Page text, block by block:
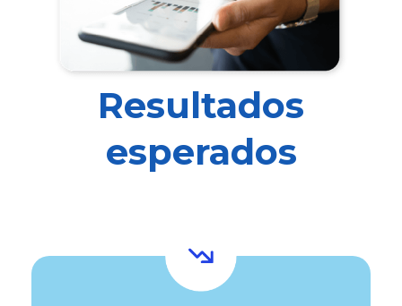
Resultados
esperados